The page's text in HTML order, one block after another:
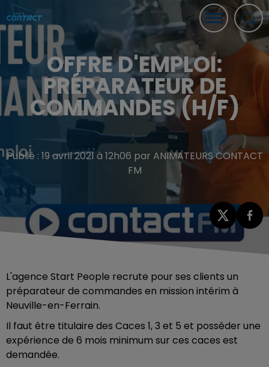
OFFRE D'EMPLOI:
PRÉPARATEUR DE
COMMANDES (H/F)
Publié : 19 avril 2021 à 12h06 par ANIMATEURS CONTACT
FM
L'agence Start People recrute pour ses clients un
préparateur de commandes en mission intérim à
Neuville-en-Ferrain.
Il faut être titulaire des Caces 1, 3 et 5 et posséder une
expérience de 6 mois minimum sur ces caces est
demandée.